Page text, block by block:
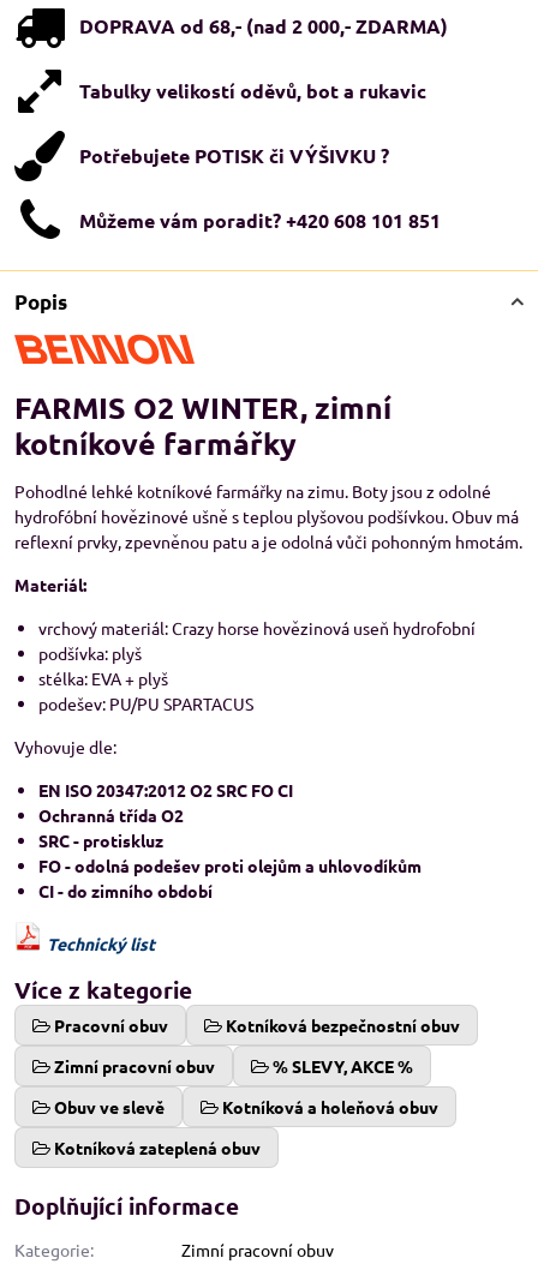
DOPRAVA od 68,- (nad 2 000,- ZDARMA)
Tabulky velikostí oděvů, bot a rukavic
Potřebujete POTISK či VÝŠIVKU ?
Můžeme vám poradit? +420 608 101 851
Popis
FARMIS O2 WINTER, zimní
kotníkové farmářky
Pohodlné lehké kotníkové farmářky na zimu. Boty jsou z odolné
hydrofóbní hovězinové ušně s teplou plyšovou podšívkou. Obuv má
reflexní prvky, zpevněnou patu a je odolná vůči pohonným hmotám.
Materiál:
vrchový materiál: Crazy horse hovězinová useň hydrofobní
podšívka: plyš
stélka: EVA + plyš
podešev: PU/PU SPARTACUS
Vyhovuje dle:
EN ISO 20347:2012 O2 SRC FO CI
Ochranná třída O2
SRC - protiskluz
FO - odolná podešev proti olejům a uhlovodíkům
CI - do zimního období
Technický list
Více z kategorie
Pracovní obuv
Kotníková bezpečnostní obuv
Zimní pracovní obuv
% SLEVY, AKCE %
Obuv ve slevě
Kotníková a holeňová obuv
Kotníková zateplená obuv
Doplňující informace
Kategorie: Zimní pracovní obuv